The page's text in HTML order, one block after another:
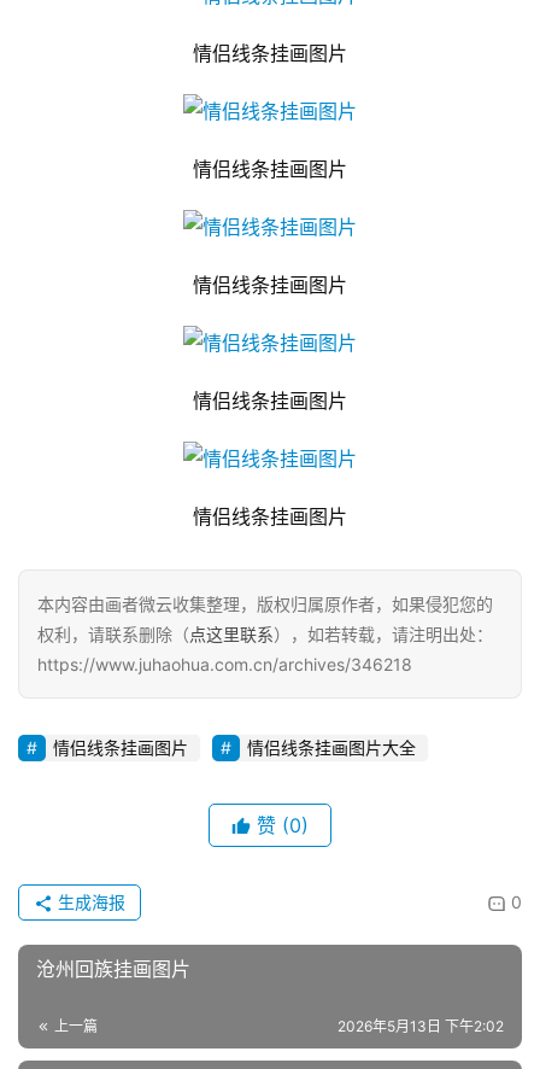
情侣线条挂画图片
情侣线条挂画图片
情侣线条挂画图片
情侣线条挂画图片
情侣线条挂画图片
本内容由画者微云收集整理，版权归属原作者，如果侵犯您的
权利，请联系删除（点这里联系），如若转载，请注明出处：
https://www.juhaohua.com.cn/archives/346218
情侣线条挂画图片 情侣线条挂画图片大全
赞 (0)
0
生成海报
沧州回族挂画图片
上一篇 2026年5月13日 下午2:02